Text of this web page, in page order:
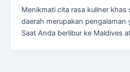
Menikmati cita rasa kuliner khas
daerah merupakan pengalaman
Saat Anda berlibur ke Maldives